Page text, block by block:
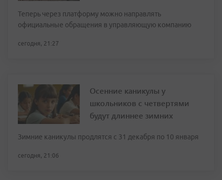
Теперь через платформу можно направлять
официальные обращения в управляющую компанию
сегодня, 21:27
Осенние каникулы у
школьников с четвертями
будут длиннее зимних
Зимние каникулы продлятся с 31 декабря по 10 января
сегодня, 21:06